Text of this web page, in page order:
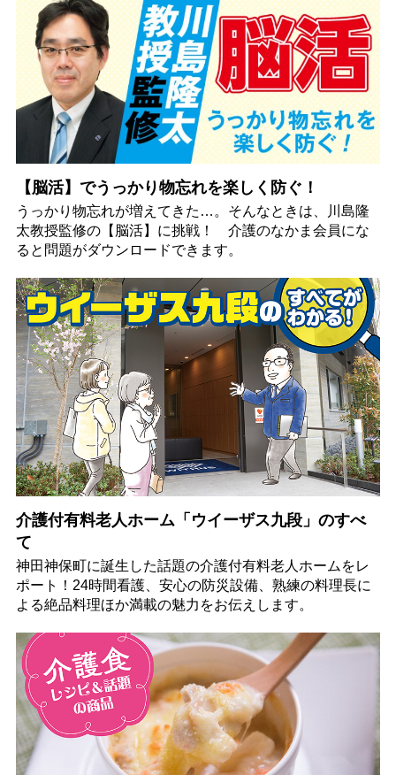
【脳活】でうっかり物忘れを楽しく防ぐ！
うっかり物忘れが増えてきた…。そんなときは、川島隆
太教授監修の【脳活】に挑戦！ 介護のなかま会員にな
ると問題がダウンロードできます。
介護付有料老人ホーム「ウイーザス九段」のすべ
て
神田神保町に誕生した話題の介護付有料老人ホームをレ
ポート！24時間看護、安心の防災設備、熟練の料理長に
よる絶品料理ほか満載の魅力をお伝えします。